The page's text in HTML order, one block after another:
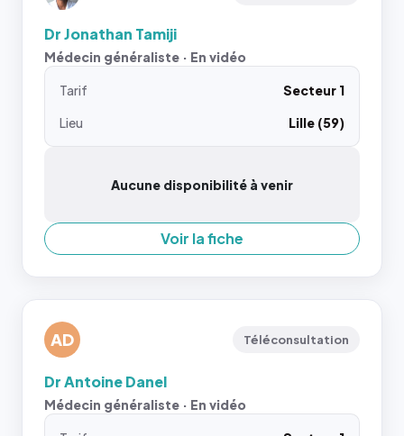
Dr Jonathan Tamiji
Médecin généraliste · En vidéo
Tarif
Secteur 1
Lieu
Lille (59)
Aucune disponibilité à venir
Voir la fiche
AD Téléconsultation
Dr Antoine Danel
Médecin généraliste · En vidéo